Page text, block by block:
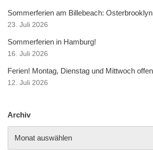
Sommerferien am Billebeach:
23. Juli 2026
Sommerferien in Hamburg!
16. Juli 2026
Ferien! Montag, Dienstag und Mittwoch offen
12. Juli 2026
Archiv